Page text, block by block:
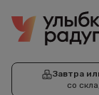
Завтра
со